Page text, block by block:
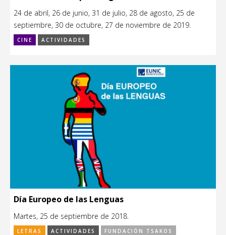
24 de abril, 26 de junio, 31 de julio, 28 de agosto, 25 de
septiembre, 30 de octubre, 27 de noviembre de 2019.
CINE ACTIVIDADES
Día Europeo de las Lenguas
Martes, 25 de septiembre de 2018.
LETRAS ACTIVIDADES FUNDACIÓN TSAKOS